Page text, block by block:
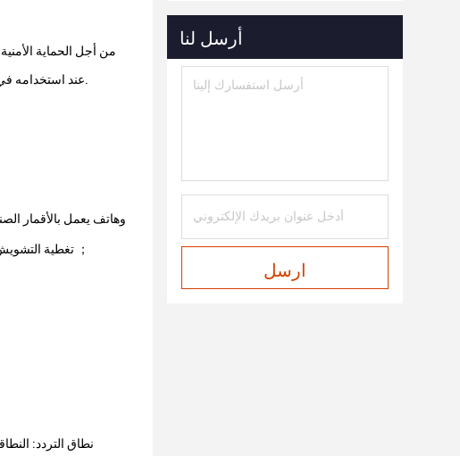
من أجل الحماية
عند استخدامه في مشاهد المقامرة غير القانونية أو بيع المخدرات ، فإنه يمكن أن يحجب إشارة الهاتف المحمول لإيقاف الاتصال بين المجرمين.
تغطية التشويش على نطاق واسع للغاية.يمكنه تشويش إشارة الراديو باستمرار في جميع النطاقات النموذجية في نطاق 20-6000 ميجاهرتز ；
أرسل لنا
ارسل